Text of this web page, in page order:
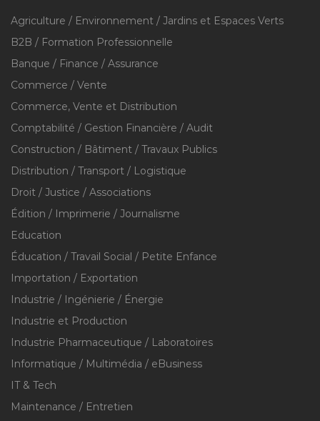
Agriculture / Environnement / Jardins et Espaces Verts
B2B / Formation Professionnelle
Banque / Finance / Assurance
Commerce / Vente
Commerce, Vente et Distribution
Comptabilité / Gestion Financière / Audit
Construction / Bâtiment / Travaux Publics
Distribution / Transport / Logistique
Droit / Justice / Associations
Édition / Imprimerie / Journalisme
Education
Éducation / Travail Social / Petite Enfance
Importation / Exportation
Industrie / Ingénierie / Énergie
Industrie et Production
Industrie Pharmaceutique / Laboratoires
Informatique / Multimédia / eBusiness
IT & Tech
Maintenance / Entretien